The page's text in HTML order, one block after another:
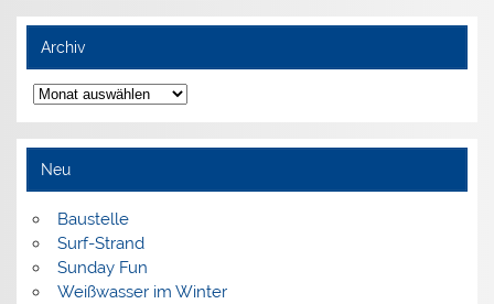
Archiv
Archiv
Neu
Baustelle
Surf-Strand
Sunday Fun
Weißwasser im Winter